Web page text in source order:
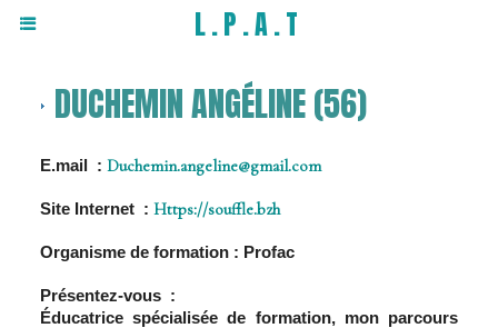
L.P.A.T
DUCHEMIN ANGÉLINE (56)
E.mail : Duchemin.angeline@gmail.com
Site Internet : Https://souffle.bzh
Organisme de formation : Profac
Présentez-vous :
Éducatrice spécialisée de formation, mon parcours